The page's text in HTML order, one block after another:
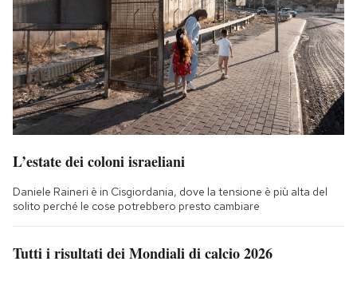
L’estate dei coloni israeliani
Daniele Raineri è in Cisgiordania, dove la tensione è più alta del
solito perché le cose potrebbero presto cambiare
Tutti i risultati dei Mondiali di calcio 2026